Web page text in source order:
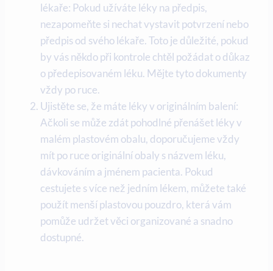
lékaře: Pokud užíváte léky na předpis,
nezapomeňte si nechat vystavit potvrzení nebo
předpis od svého lékaře. Toto je důležité, pokud
by vás někdo při kontrole chtěl požádat o důkaz
o předepisovaném léku. Mějte tyto dokumenty
vždy po ruce.
Ujistěte se, že máte léky v originálním balení:
Ačkoli se může zdát pohodlné přenášet léky v
malém plastovém obalu, doporučujeme vždy
mít po ruce originální obaly s názvem léku,
dávkováním a jménem pacienta. Pokud
cestujete s více než jedním lékem, můžete také
použít menší plastovou pouzdro, která vám
pomůže udržet věci organizované a snadno
dostupné.